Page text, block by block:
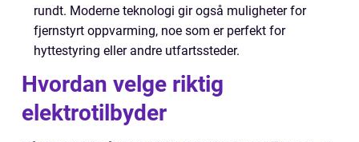
rundt. Moderne teknologi gir også muligheter for
fjernstyrt oppvarming, noe som er perfekt for
hyttestyring eller andre utfartssteder.
Hvordan velge riktig
elektrotilbyder